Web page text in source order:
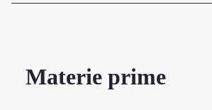
Materie prime